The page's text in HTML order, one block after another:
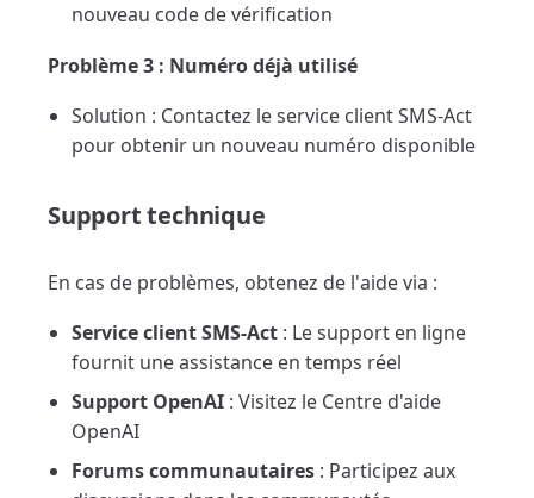
nouveau code de vérification
Problème 3 : Numéro déjà utilisé
Solution : Contactez le service client SMS-Act
pour obtenir un nouveau numéro disponible
Support technique
En cas de problèmes, obtenez de l'aide via :
Service client SMS-Act : Le support en ligne
fournit une assistance en temps réel
Support OpenAI : Visitez le Centre d'aide
OpenAI
Forums communautaires : Participez aux